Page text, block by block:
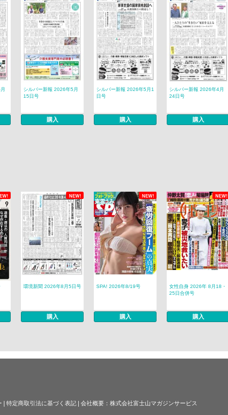
シルバー新報 2026年5月
15日号
購入
シルバー新報 2026年5月1
日号
購入
シルバー新報 2026年4月
24日号
購入
NEW! NEW! NEW!
環境新聞 2026年8月5日号
購入
SPA! 2026年8/19号
購入
女性自身 2026年 8月18・
25日合併号
購入
特定商取引法に基づく表記 会社概要： 株式会社富士山マガジンサービス